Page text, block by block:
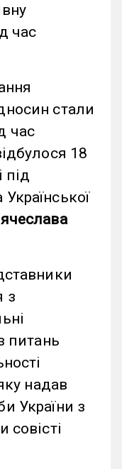
час
стали
час
18
під
з
питань
надав
України з
совісті